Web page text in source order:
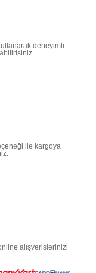
deneyimli
ile kargoya
alışverişlerinizi